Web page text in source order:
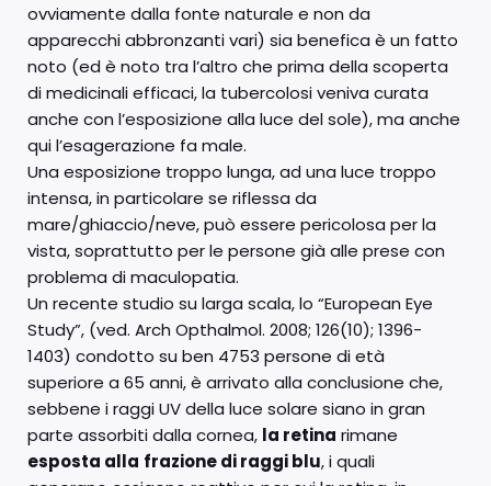
ovviamente dalla fonte naturale e non da
apparecchi abbronzanti vari) sia benefica è un fatto
noto (ed è noto tra l’altro che prima della scoperta
di medicinali efficaci, la tubercolosi veniva curata
anche con l’esposizione alla luce del sole), ma anche
qui l’esagerazione fa male.
Una esposizione troppo lunga, ad una luce troppo
intensa, in particolare se riflessa da
mare/ghiaccio/neve, può essere pericolosa per la
vista, soprattutto per le persone già alle prese con
problema di maculopatia.
Un recente studio su larga scala, lo “European Eye
Study”, (ved. Arch Opthalmol. 2008; 126(10); 1396-
1403) condotto su ben 4753 persone di età
superiore a 65 anni, è arrivato alla conclusione che,
sebbene i raggi UV della luce solare siano in gran
parte assorbiti dalla cornea, la retina rimane
esposta alla frazione di raggi blu, i quali